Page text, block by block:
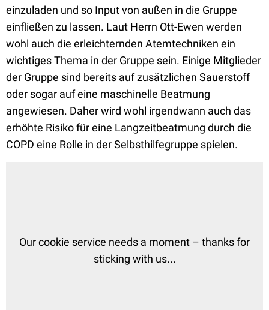
einzuladen und so Input von außen in die Gruppe
einfließen zu lassen. Laut Herrn Ott-Ewen werden
wohl auch die erleichternden Atemtechniken ein
wichtiges Thema in der Gruppe sein. Einige Mitglieder
der Gruppe sind bereits auf zusätzlichen Sauerstoff
oder sogar auf eine maschinelle Beatmung
angewiesen. Daher wird wohl irgendwann auch das
erhöhte Risiko für eine Langzeitbeatmung durch die
COPD eine Rolle in der Selbsthilfegruppe spielen.